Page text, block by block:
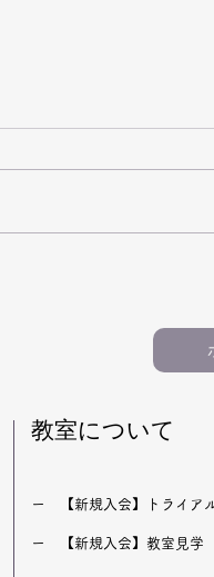
生・習い
​教室について
ー 【新規入会】トライア
​ー 【新規入会】教室見学